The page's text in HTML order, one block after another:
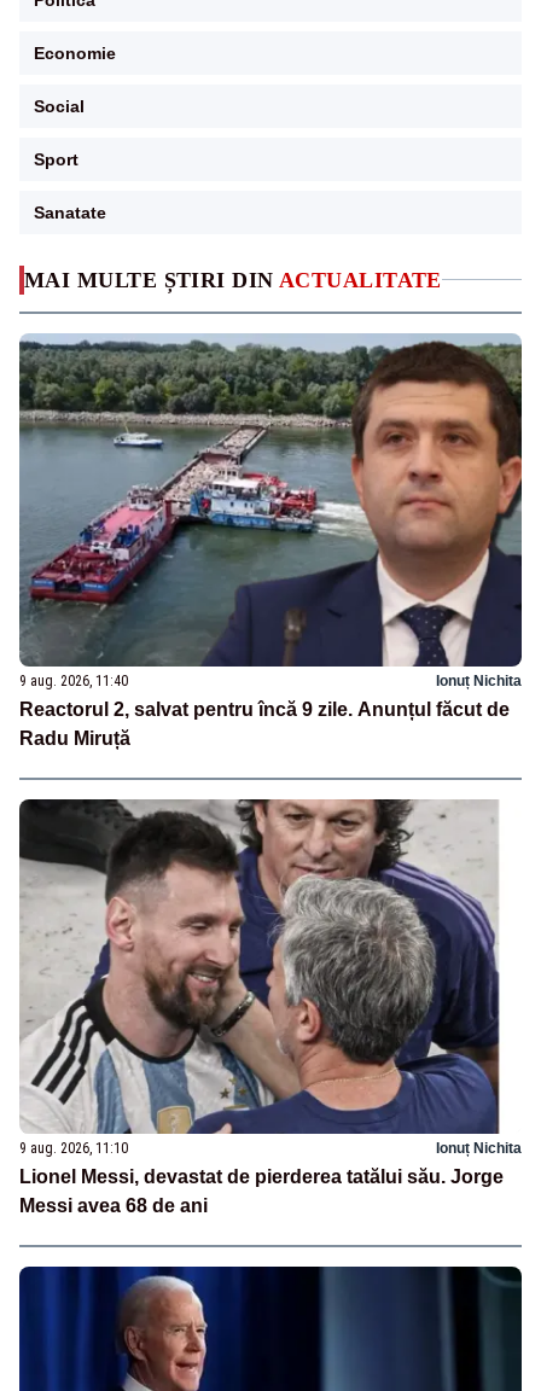
MAI MULTE ȘTIRI DIN ACTUALITATE
9 aug. 2026, 11:40 Ionuț Nichita
Reactorul 2, salvat pentru încă 9 zile. Anunțul făcut de
Radu Miruță
9 aug. 2026, 11:10 Ionuț Nichita
Lionel Messi, devastat de pierderea tatălui său. Jorge
Messi avea 68 de ani
Economie
Social
Sport
Sanatate